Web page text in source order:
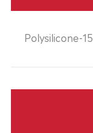
Polysilicone-15.